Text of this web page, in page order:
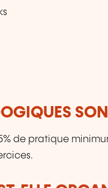
de pratique